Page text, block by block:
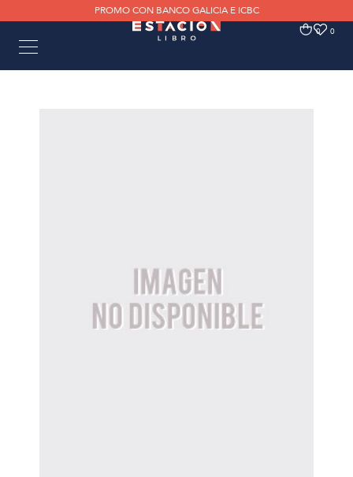
PROMO CON BANCO GALICIA E ICBC
0 0